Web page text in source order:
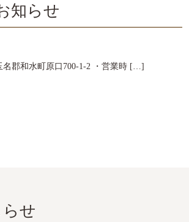
知らせ
名郡和水町原口700-1-2 ・営業時 […]
せ